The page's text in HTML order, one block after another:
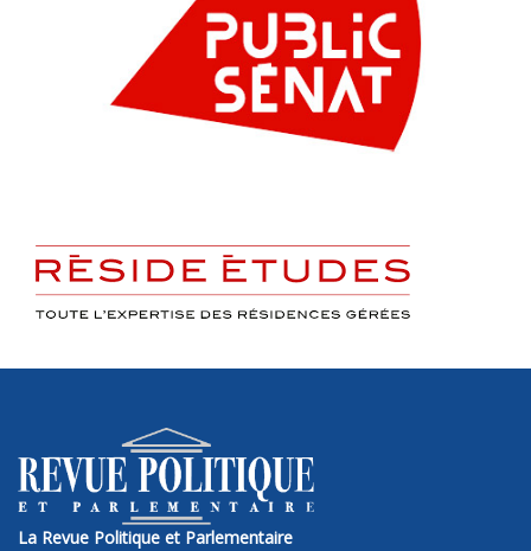
La Revue Politique et Parlementaire